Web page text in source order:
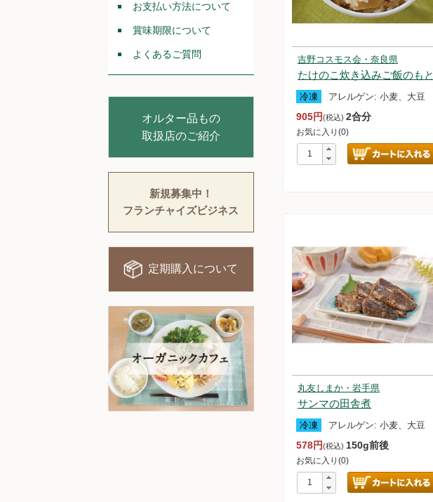
お支払い方法について
賞味期限について
よくあるご質問
オルター品もの
取扱店のご紹介
新規募集中！
フランチャイズビジネス
定期購入について
吉野コスモス会・奈良県
たけのこ炊き込みご飯のもと
冷凍 アレルゲン: 小麦、大豆
905円(税込) 2合分
お気に入り(0)
丸友しまか・岩手県
サンマの田舎煮
冷凍 アレルゲン: 小麦、大豆
578円(税込) 150g前後
お気に入り(0)